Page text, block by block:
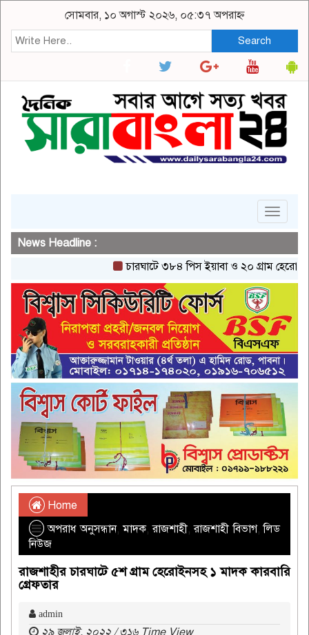
সোমবার, ১০ অগাস্ট ২০২৬, ০৫:৩৭ অপরাহ্ন
Search
Toggle
News Headline :
চারঘাটে ৩৮৪ পিস ইয়াবা ও ২০ গ্রাম হেরোইনসহ
Home
অপরাধ অনুসন্ধান,মাদক,রাজশাহী,রাজশাহী বিভাগ,লিড
নিউজ
রাজশাহীর চারঘাটে ৫শ গ্রাম হেরোইনসহ ১ মাদক কারবারি
গ্রেফতার
admin